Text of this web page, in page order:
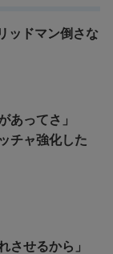
ッドマン倒さな
あってさ」
チャ強化した
させるから」